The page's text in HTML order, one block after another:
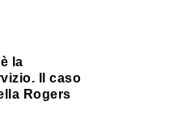
la
Il caso
Rogers